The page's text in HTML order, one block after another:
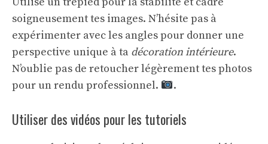
soigneusement tes images. N’hésite pas à
expérimenter avec les angles pour donner une
perspective unique à ta décoration intérieure.
N’oublie pas de retoucher légèrement tes photos
pour un rendu professionnel.
.
Utiliser des vidéos pour les tutoriels